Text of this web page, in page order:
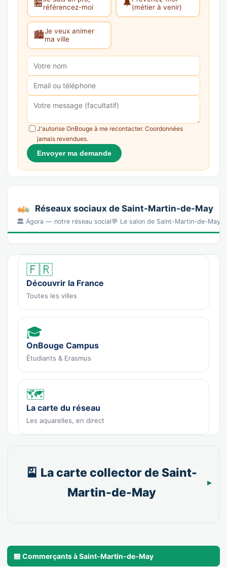
🏪référencez-moi
🔔(métier à venir)
🏙️Je veux animer
ma ville
J'autorise OnBouge à me recontacter. Coordonnées
jamais revendues.
Envoyer ma demande
Réseaux sociaux de Saint-Martin-de-May
🏛️ Ágora — notre réseau social💬 Le salon de Saint-Martin-de-
🇫🇷
Découvrir la France
Toutes les villes
🎓
OnBouge Campus
Étudiants & Erasmus
🗺️
La carte du réseau
Les aquarelles, en direct
🎴 La carte collector de Saint-
Martin-de-May
🏪 Commerçants à Saint-Martin-de-May